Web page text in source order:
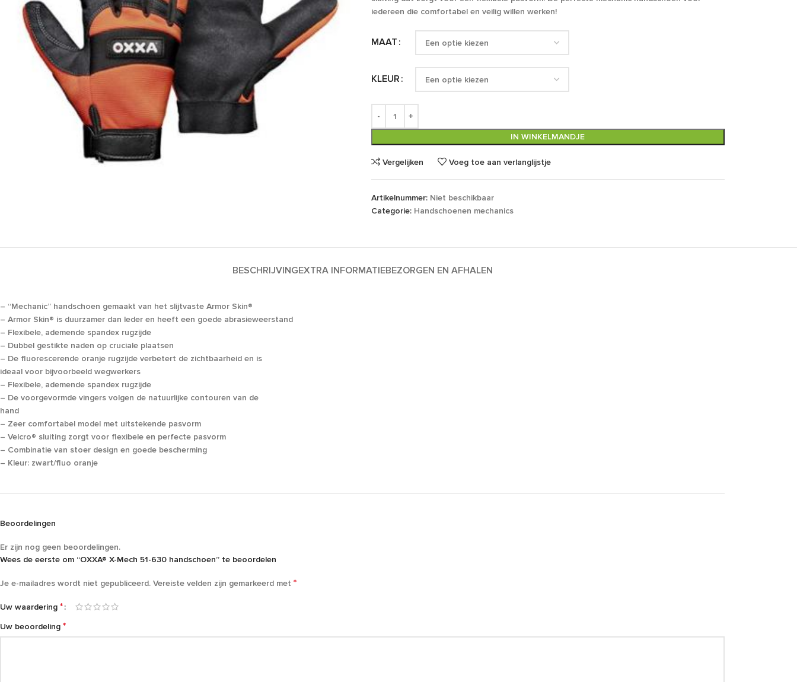
iedereen die comfortabel en veilig willen werken!
MAAT
KLEUR
IN WINKELMANDJE
Vergelijken Voeg toe aan verlanglijstje
Artikelnummer: Niet beschikbaar
Categorie: Handschoenen mechanics
BESCHRIJVINGEXTRA INFORMATIEBEZORGEN EN AFHALEN
– “Mechanic” handschoen gemaakt van het slijtvaste Armor Skin®
– Armor Skin® is duurzamer dan leder en heeft een goede abrasieweerstand
– Flexibele, ademende spandex rugzijde
– Dubbel gestikte naden op cruciale plaatsen
– De fluorescerende oranje rugzijde verbetert de zichtbaarheid en is
ideaal voor bijvoorbeeld wegwerkers
– Flexibele, ademende spandex rugzijde
– De voorgevormde vingers volgen de natuurlijke contouren van de
hand
– Zeer comfortabel model met uitstekende pasvorm
– Velcro® sluiting zorgt voor flexibele en perfecte pasvorm
– Combinatie van stoer design en goede bescherming
– Kleur: zwart/fluo oranje
Beoordelingen
Er zijn nog geen beoordelingen.
Wees de eerste om “OXXA® X-Mech 51-630 handschoen” te beoordelen
Je e-mailadres wordt niet gepubliceerd. Vereiste velden zijn gemarkeerd met *
Uw waardering *
Uw beoordeling *